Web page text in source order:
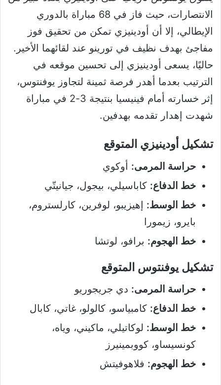
الانتصارات، حيث فاز في 68 مباراة بالدوري
الإيطالي، إلا أن أودينيزي تمكن من تحقيق فوز
مفاجئ بهدف نظيف في تورينو عند لقائهما الأخير.
حاليًا، يسعى أودينيزي إلى تحسين موقعه في
الترتيب بعدما أهدر فرصة ثمينة لتجاوز يوفنتوس،
إثر خسارته أمام فينيسيا بنتيجة 3-2 في مباراة
شهدت إهدار تقدمه بهدفين.
تشكيل أودينيزي المتوقع
حراسة المرمى: أوكوي
خط الدفاع: كاباسيلي، بيجول، جيانيتّي
خط الوسط: إهيزيبو، لوفرين، كارلستروم،
بايرو، زيمورا
خط الهجوم: برافو، لوتشا
تشكيل يوفنتوس المتوقع
حراسة المرمى: دي جريجوريو
خط الدفاع: كامبياسو، كالولو، غاتي، كابال
خط الوسط: لوكاتيلي، ماكيني، وياه،
كونسيساو، كووبمينيرز
خط الهجوم: فلاهوفيتش